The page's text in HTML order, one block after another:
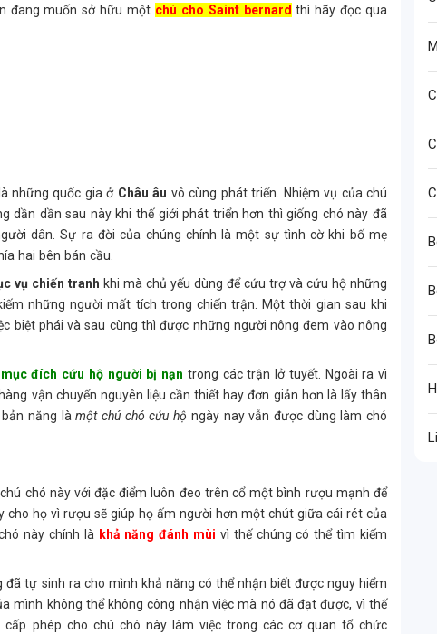
đang muốn sở hữu một chú cho Saint bernard thì hãy đọc qua
những quốc gia ở Châu âu vô cùng phát triển. Nhiệm vụ của chú
dần dần sau này khi thế giới phát triển hơn thì giống chó này đã
dân. Sự ra đời của chúng chính là một sự tình cờ khi bố mẹ
hai bên bán cầu.
vụ chiến tranh khi mà chủ yếu dùng để cứu trợ và cứu hộ những
những người mất tích trong chiến trận. Một thời gian sau khi
biệt phái và sau cùng thì được những người nông đem vào nông
mục đích cứu hộ người bị nạn trong các trận lở tuyết. Ngoài ra vì
vận chuyển nguyên liệu cần thiết hay đơn giản hơn là lấy thân
bản năng làmột chú chó cứu hộ ngày nay vẫn được dùng làm chó
chó này với đặc điểm luôn đeo trên cổ một bình rượu mạnh để
cho họ vì rượu sẽ giúp họ ấm người hơn một chút giữa cái rét của
này chính là khả năng đánh mùi vì thế chúng có thể tìm kiếm
tự sinh ra cho mình khả năng có thể nhận biết được nguy hiểm
mình không thể không công nhận việc mà nó đã đạt được, vì thế
cấp phép cho chú chó này làm việc trong các cơ quan tổ chức